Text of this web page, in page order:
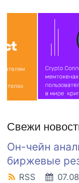
Свежи
Он-чейн
биржевые
RSS